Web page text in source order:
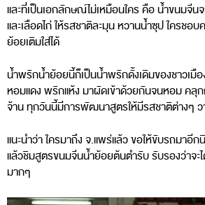
และที่เป็นเอกลักษณ์ไม่เหมือนใคร คือ น้ำขนมจีน
และเลือดไก่ ให้รสชาติละมุน หวานน้ำซุป ใครช
ย้อยเติมใส่ได้
น้ำพริกน้ำย้อยนี้ก็เป็นน้ำพริกดั้งเดิมของชาวเมือ
หอมแดง พริกแห้ง มาผัดเข้าด้วยกันจนหอม คลุ
จ้าน ทุกวันนี้มีการพัฒนาสูตรให้มีรสชาติต่างๆ ว
แนะนำว่า ใครมาถึง จ.แพร่แล้ว ขอให้ขับรถมาอีก
แล้วชิมสูตรขนมจีนน้ำย้อยต้นตำรับ รับรองว่าจะ
มากๆ